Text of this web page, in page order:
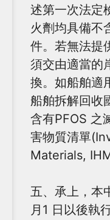
述第一次法定
火劑均具備不
件。若無法提
須交由適當的
換。如船舶適
船舶拆解回收
含有PFOS 之
害物質清單
Materials,
五、承上，本
月1 日以後執